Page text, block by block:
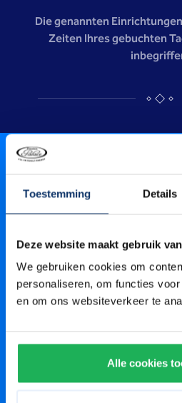
Toestemming Details
Deze website maakt gebruik
We gebruiken cookies om
personaliseren, om functies
en om ons websiteverkeer te
Alle cookies
Die genannten
Zeiten Ihres gebuchten
In Verbindung mit der
jeder Gast im Besitz eines
sein. Bei Ankunft wird